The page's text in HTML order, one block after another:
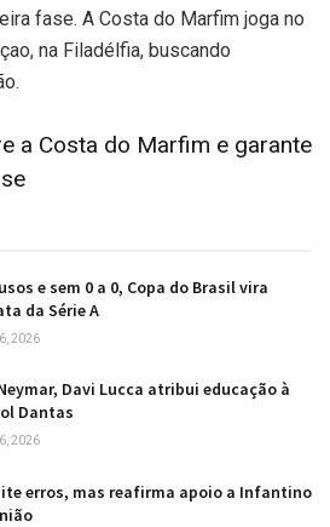
fase. A Costa do Marfim joga no
na Filadélfia, buscando
a Costa do Marfim e garante
e sem 0 a 0, Copa do Brasil vira
da Série A
2026
Davi Lucca atribui educação à
Dantas
2026
erros, mas reafirma apoio a Infantino